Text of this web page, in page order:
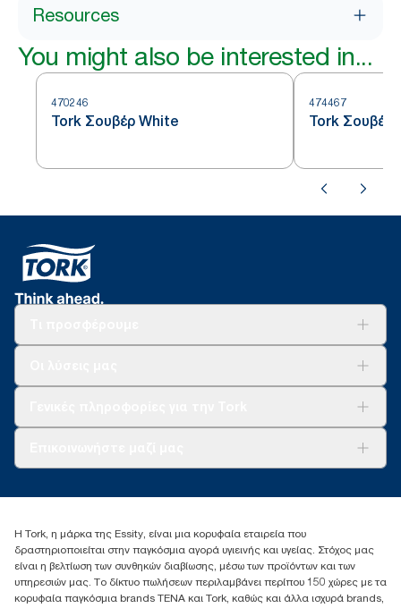
Resources
You might also be interested in...
470246
Tork Σουβέρ White
474467
Tork Σουβέρ
+302102705722
17th klm.National Road Athens-Lamia &2 Kalamatas
14564 N.Kifissia, Athens-Greece
Mob: +306932474930 (για Ελλάδα & Κύπρο)
Η Tork, η μάρκα της Essity, είναι μια κορυφαία εταιρεία που
δραστηριοποιείται στην παγκόσμια αγορά υγιεινής και υγείας. Στόχος μας
είναι η βελτίωση των συνθηκών διαβίωσης, μέσω των προϊόντων και των
υπηρεσιών μας. Το δίκτυο πωλήσεων περιλαμβάνει περίπου 150 χώρες με τα
κορυφαία παγκόσμια brands TENA και Tork, καθώς και άλλα ισχυρά brands,